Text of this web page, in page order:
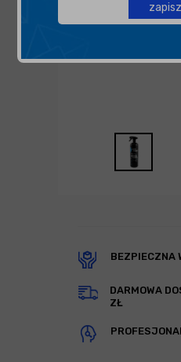
BEZPIECZNA
DARMOWA
ZŁ